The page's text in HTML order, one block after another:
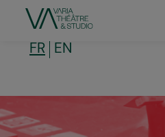
contenu
FR EN